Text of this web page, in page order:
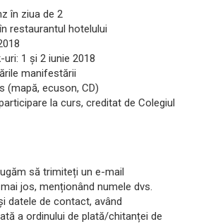
în ziua de 2
restaurantul hotelului
1 și 2 iunie 2018
manifestării
(mapă, ecuson, CD)
la curs, creditat de Colegiul
să trimiteți un e-mail
jos, menționând numele dvs.
datele de contact, având
a ordinului de plată/chitanței de